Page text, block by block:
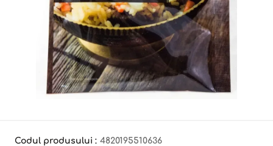
Codul produsului : 4820195510636